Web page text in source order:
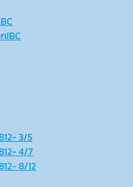
IBC
3/5
4/7
8/12